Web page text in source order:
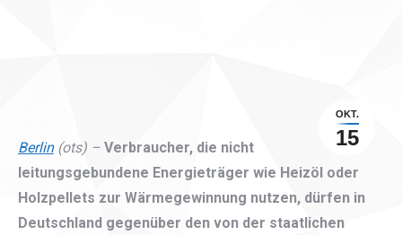
OKT.
15
Berlin(ots) – Verbraucher, die nicht
leitungsgebundene Energieträger wie Heizöl oder
Holzpellets zur Wärmegewinnung nutzen, dürfen in
Deutschland gegenüber den von der staatlichen